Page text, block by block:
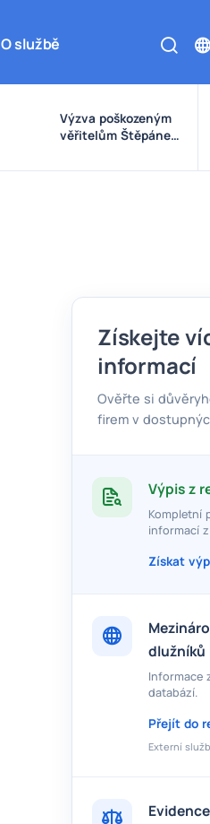
O službě
Výzva poškozeným
věřitelům Štěpánek
Získejte
informací
Ověřte si
firem v
Výpis z
Kompletní
informací
Získat
dlužníků
Informace
databází.
Přejít do
Externí